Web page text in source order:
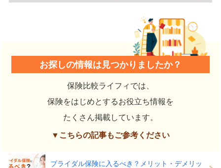
お探しの情報は見つかりましたか？
保険比較ライフィでは、
保険をはじめとするお役立ち情報を
たくさん掲載しています。
▼こちらの記事もご参考ください
ブライダル保険に入るべき？メリット・デメリッ